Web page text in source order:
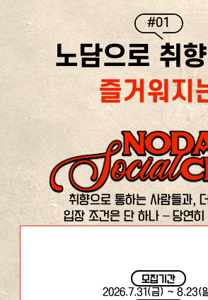
#01
노담으로 취
즐거워지
취향으로 통하는 사람들과,
입장 조건은 단 하나 – 당연히
모집기간
2026.7.31(금) ~ 8.23(